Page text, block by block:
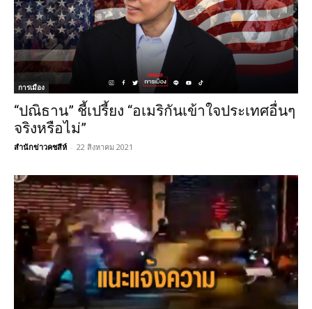
การเมือง
“ปณิธาน” ชี้เปรี้ยง “อเมริกันเข้าใจประเทศอื่นๆ
จริงหรือไม่”
สำนักข่าวคชสีห์ - 22 สิงหาคม 2021